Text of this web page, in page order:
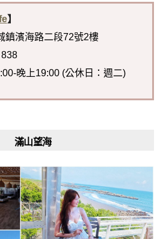
】
濱海路二段72號2樓
838
晚上19:00 (公休日：週二)
滿山望海